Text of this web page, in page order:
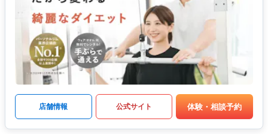
店舗情報 公式サイト 体験・相談予約